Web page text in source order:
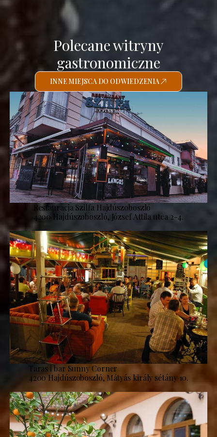
Polecane witryny
gastronomiczne
INNE MIEJSCA DO ODWIEDZENIA
Restauracja Szilfa Hajdúszoboszló
4200 Hajdúszoboszló, József Attila utca 2-4.
Taras i bar Sunny Corner
4200 Hajdúszoboszló, Mátyás király sétány 10.